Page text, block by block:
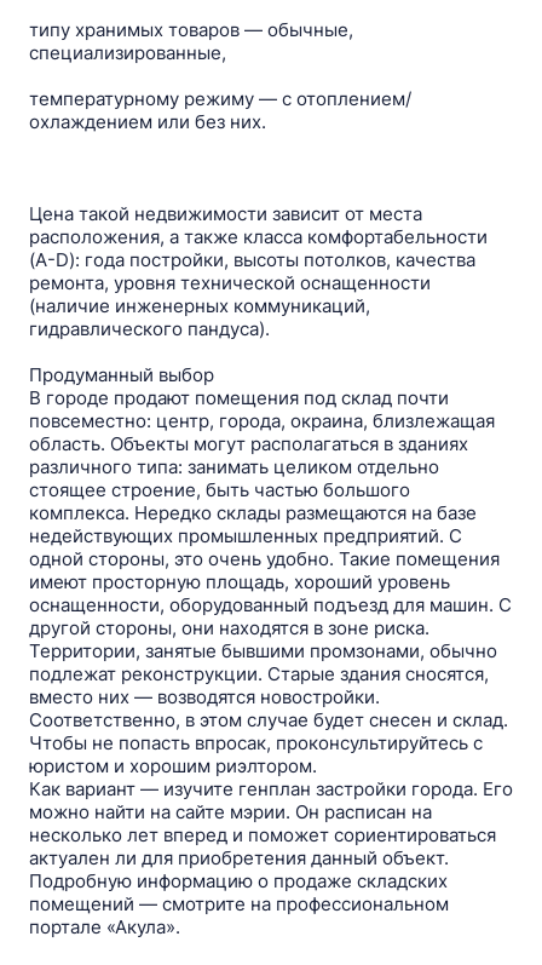
типу хранимых товаров — обычные,
специализированные,
температурному режиму — c отоплением/
охлаждением или без них.
Цена такой недвижимости зависит от места
расположения, а также класса комфортабельности
(A-D): года постройки, высоты потолков, качества
ремонта, уровня технической оснащенности
(наличие инженерных коммуникаций,
гидравлического пандуса).
Продуманный выбор
В городе продают помещения под склад почти
повсеместно: центр, города, окраина, близлежащая
область. Объекты могут располагаться в зданиях
различного типа: занимать целиком отдельно
стоящее строение, быть частью большого
комплекса. Нередко склады размещаются на базе
недействующих промышленных предприятий. C
одной стороны, это очень удобно. Такие помещения
имеют просторную площадь, хороший уровень
оснащенности, оборудованный подъезд для машин. C
другой стороны, они находятся в зоне риска.
Территории, занятые бывшими промзонами, обычно
подлежат реконструкции. Старые здания сносятся,
вместо них — возводятся новостройки.
Соответственно, в этом случае будет снесен и склад.
Чтобы не попасть впросак, проконсультируйтесь c
юристом и хорошим риэлтором.
Как вариант — изучите генплан застройки города. Его
можно найти на сайте мэрии. Он расписан на
несколько лет вперед и поможет сориентироваться
актуален ли для приобретения данный объект.
Подробную информацию о продаже складских
помещений — смотрите на профессиональном
портале «Акула».